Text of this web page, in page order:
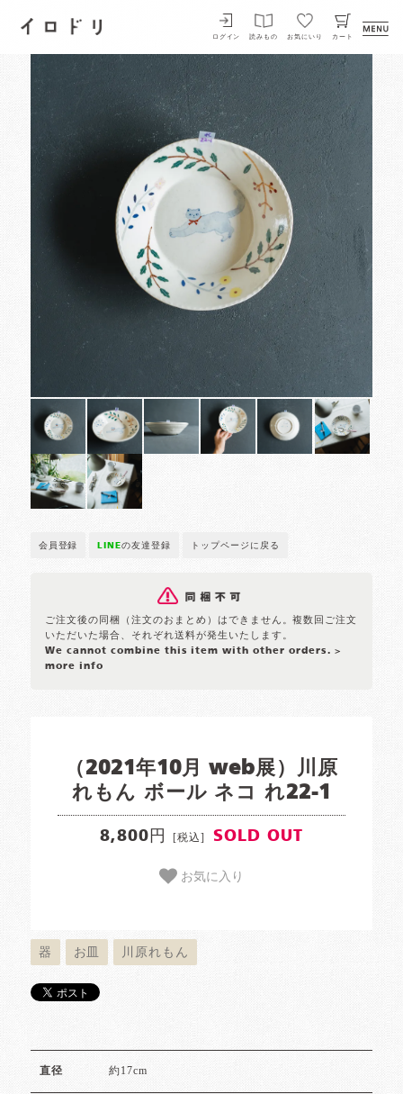
イロドリ
ログイン 読みもの お気にいり カート
会員登録 LINEの友達登録 トップページに戻る
ご注文後の同梱（注文のおまとめ）はできません。複数回ご注文
いただいた場合、それぞれ送料が発生いたします。
We cannot combine this item with other orders. >
more info
（2021年10月 web展）川原
れもん ボール ネコ れ22-1
8,800円 [税込] SOLD OUT
お気に入り
器 お皿 川原れもん
直径 約17cm